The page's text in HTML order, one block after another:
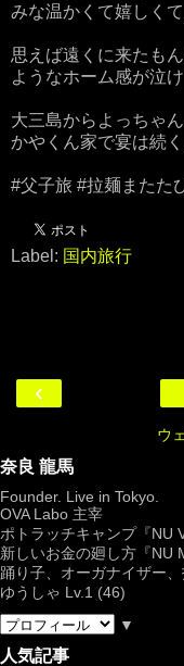
みな温かくて嬉しく
思えば遠くに来たも
ようなホーム感が泣
大三島からよっちゃ
かやくん家で宴は続
#父子旅 #拉麺またた
Label: 国内旅行
‹
ウ
奈良 龍馬
Founder. Live in Tokyo.
OVA Labo 主宰
ポトラッチキャンプ『NU
新しいお金の廻し方『NU
踊り子、オーガナイザー
ゆうしゃ Lv.1 (46)
▼
人気記事